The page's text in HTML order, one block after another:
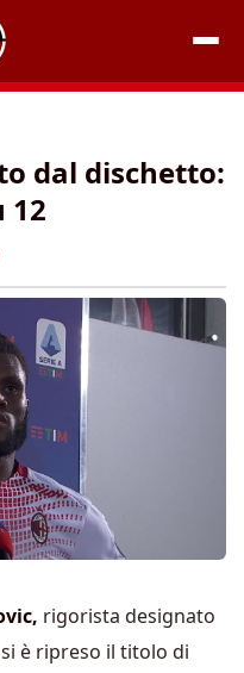
dal dischetto:
12
rigorista designato
si è ripreso il titolo di